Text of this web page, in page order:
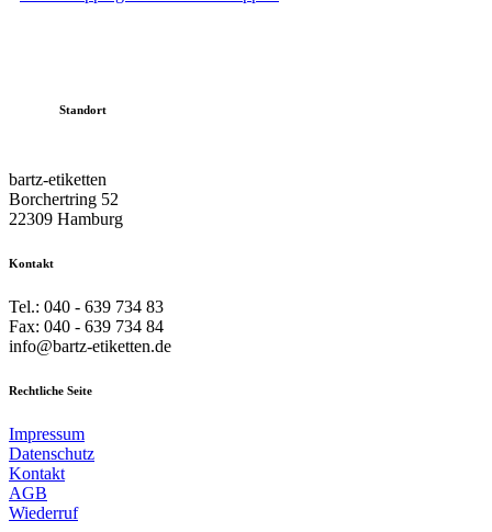
Standort
bartz-etiketten
Borchertring 52
22309 Hamburg
Kontakt
Tel.: 040 - 639 734 83
Fax: 040 - 639 734 84
info@bartz-etiketten.de
Rechtliche Seite
Impressum
Datenschutz
Kontakt
AGB
Wiederruf